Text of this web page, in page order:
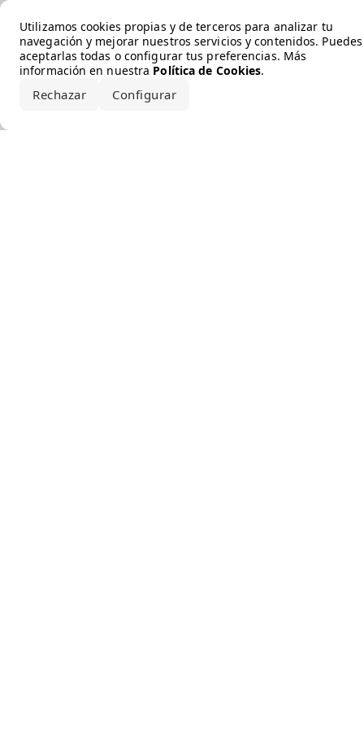
Utilizamos cookies propias y de terceros para analizar tu
navegación y mejorar nuestros servicios y contenidos. Puedes
aceptarlas todas o configurar tus preferencias. Más
información en nuestra Política de Cookies.
Rechazar Configurar
Error loading the brand